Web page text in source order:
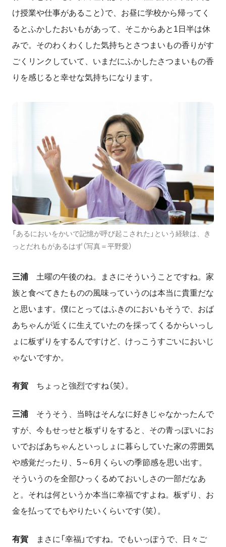
け授業や仕事があること）で、お昼に学校から帰ってく
るとふかしたおいもがあって、そこからあと 1日半は休
みで。そのわくわくした気持ちとさつまいもの香りがす
ごくリンクしていて、いまだにふかしたさつまいもの香
りを感じると幸せな気持ちになります。
「あるにおいをかいで記憶が呼び起こされた」という経験は、き
っとだれもがあるはず（写真＝平野愛）
三浦 土曜の午後のね。まさにそういうことですね。家
族と食べてきたものの風味っていうのは本当に貴重だな
と思います。僕にとってはふきのにおいもそうで、おば
あちゃんが近くに生えていたのを採ってくるからいっし
ょに板ずりをするんですけど、けっこうすごいにおいじ
ゃないですか。
有賀 ちょっと強烈ですね（笑）。
三浦 そうそう、当時はそんなに好きじゃなかったんで
すが、今もせっせと板ずりをすると、その青っぽいにお
いでおばあちゃんといっしょに暮らしていた家の雰囲気
や感覚だったり、 5～6月くらいの季節感を思い出す。
そういうのを全部ひっくるめておいしさの一部だなあ
と。それは何というか本当に幸福ですよね。板ずり、お
金を払ってでもやりたいくらいです（笑）。
有賀 まさに「幸福」ですね。でもいっぽうで、日々ご